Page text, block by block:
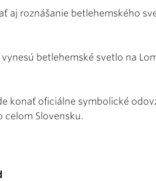
aj roznášanie betlehemského
betlehemské svetlo na
konať oficiálne symbolické
celom Slovensku.